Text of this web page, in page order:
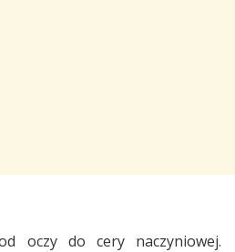
oczy do cery naczyniowej.